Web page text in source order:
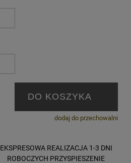
DO KOSZYKA
dodaj do przechowalni
EKSPRESOWA REALIZACJA 1-3 DNI
ROBOCZYCH PRZYSPIESZENIE